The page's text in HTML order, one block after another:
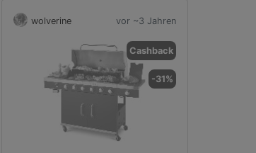
wolverine vor ~3 Jahren
Cashback
-31%